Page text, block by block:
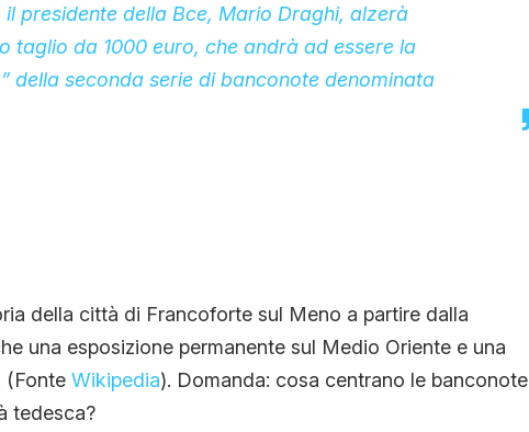
presidente della Bce, Mario Draghi, alzerà
taglio da 1000 euro, che andrà ad essere la
della seconda serie di banconote denominata
della città di Francoforte sul Meno a partire dalla
una esposizione permanente sul Medio Oriente e una
(Fonte Wikipedia). Domanda: cosa centrano le banconote
tedesca?